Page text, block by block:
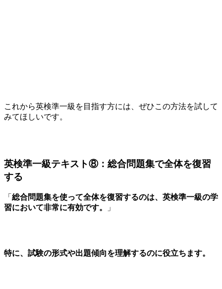
これから英検準一級を目指す方には、ぜひこの方法を試して
みてほしいです。
英検準一級テキスト⑧：総合問題集で全体を復習
する
「 総合問題集を使って全体を復習するのは、英検準一級の学
習において非常に有効です。
」
特に、試験の形式や出題傾向を理解するのに役立ちます。